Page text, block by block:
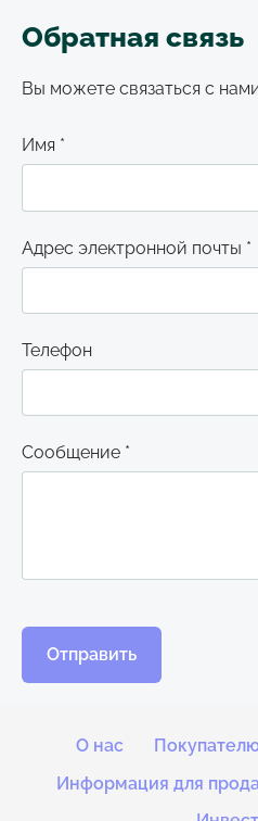
Обратная связь
Вы можете связаться с
Имя *
Адрес электронной почты *
Телефон
Сообщение *
О нас
Информация для